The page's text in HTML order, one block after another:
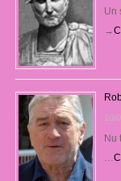
Un
→
10/
Nu
…